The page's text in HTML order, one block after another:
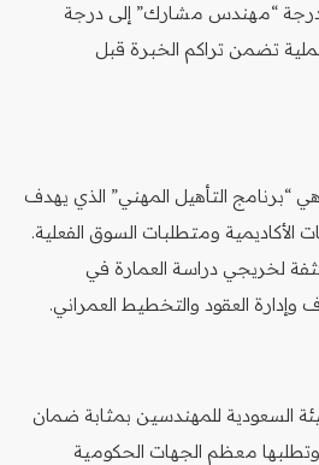
“مهندس مشارك” إلى درجة
تضمن تراكم الخبرة قبل
هي “برنامج التأهيل المهني” الذي يهدف
ومتطلبات السوق الفعلية.
لخريجي دراسة العمارة في
وإدارة العقود والتخطيط العمراني.
السعودية للمهندسين بمثابة ضمان
معظم الجهات الحكومية